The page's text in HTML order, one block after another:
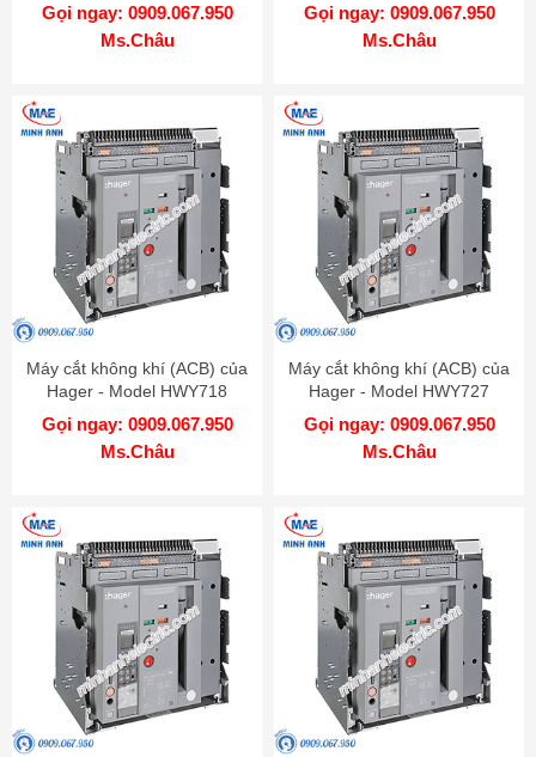
Gọi ngay: 0909.067.950
Ms.Châu
Gọi ngay: 0909.067.950
Ms.Châu
Máy cắt không khí (ACB) của
Hager - Model HWY718
Gọi ngay: 0909.067.950
Ms.Châu
Máy cắt không khí (ACB) của
Hager - Model HWY727
Gọi ngay: 0909.067.950
Ms.Châu